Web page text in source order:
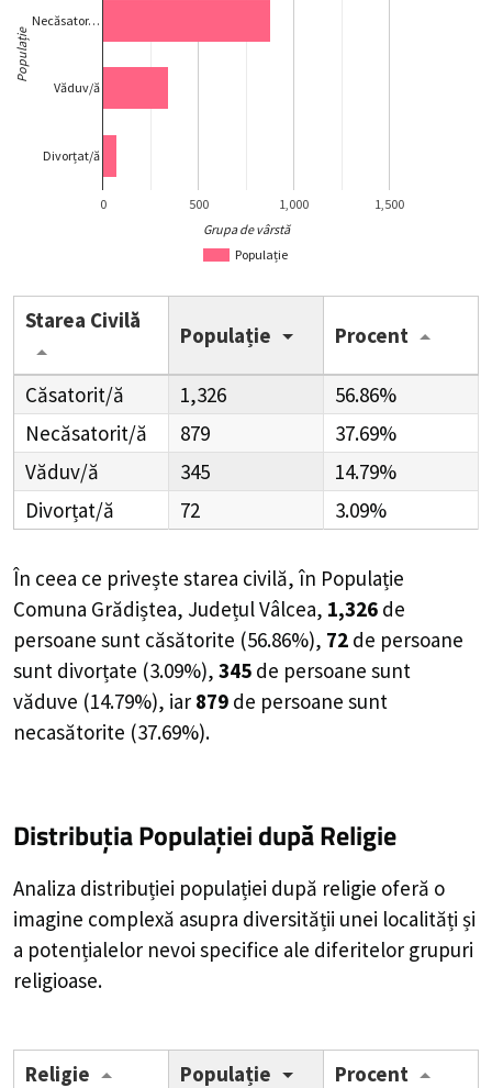
Populație
0 500 1,000 1,500
Necăsator…
Văduv/ă
Divorțat/ă
Grupa de vârstă
Populație
Starea Civilă
Populație Procent
Căsatorit/ă 1,326
56.86%
Necăsatorit/ă
879
37.69%
Văduv/ă
345
14.79%
Divorțat/ă
72 3.09%
În ceea ce privește starea civilă, în Populație
Comuna Grădiștea, Județul Vâlcea, 1,326 de
persoane sunt căsătorite (56.86%), 72 de persoane
sunt divorțate (3.09%), 345 de persoane sunt
văduve (14.79%), iar 879 de persoane sunt
necasătorite (37.69%).
Distribuția Populațieidupă Religie
Analiza distribuției populației după religie oferă o
imagine complexă asupra diversității unei localități și
a potențialelor nevoi specifice ale diferitelor grupuri
religioase.
Religie Populație
Procent